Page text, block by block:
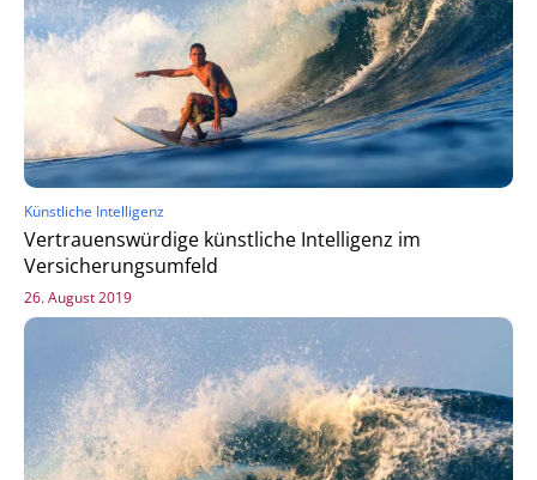
Künstliche Intelligenz
Vertrauenswürdige künstliche Intelligenz im
Versicherungsumfeld
26. August 2019